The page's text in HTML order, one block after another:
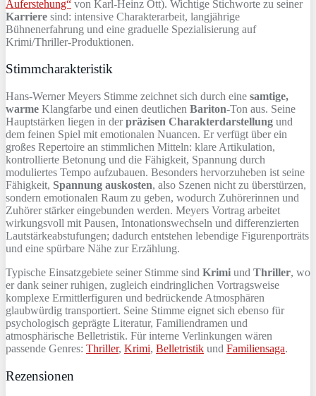
Auferstehung“ von Karl-Heinz Ott). Wichtige Stichworte zu seiner
Karriere sind: intensive Charakterarbeit, langjährige
Bühnenerfahrung und eine graduelle Spezialisierung auf
Krimi/Thriller-Produktionen.
Stimmcharakteristik
Hans-Werner Meyers Stimme zeichnet sich durch eine samtige,
warme Klangfarbe und einen deutlichen Bariton-Ton aus. Seine
Hauptstärken liegen in derpräzisen Charakterdarstellung und
dem feinen Spiel mit emotionalen Nuancen. Er verfügt über ein
großes Repertoire an stimmlichen Mitteln: klare Artikulation,
kontrollierte Betonung und die Fähigkeit, Spannung durch
moduliertes Tempo aufzubauen. Besonders hervorzuheben ist seine
Fähigkeit, Spannung auskosten, also Szenen nicht zu überstürzen,
sondern emotionalen Raum zu geben, wodurch Zuhörerinnen und
Zuhörer stärker eingebunden werden. Meyers Vortrag arbeitet
wirkungsvoll mit Pausen, Intonationswechseln und differenzierten
Lautstärkeabstufungen; dadurch entstehen lebendige Figurenporträts
und eine spürbare Nähe zur Erzählung.
Typische Einsatzgebiete seiner Stimme sind Krimi und Thriller, wo
er dank seiner ruhigen, zugleich eindringlichen Vortragsweise
komplexe Ermittlerfiguren und bedrückende Atmosphären
glaubwürdig transportiert. Seine Stimme eignet sich ebenso für
psychologisch geprägte Literatur, Familiendramen und
atmosphärische Belletristik. Für interne Verlinkungen wären
passende Genres: Thriller, Krimi, Belletristik und Familiensaga.
Rezensionen